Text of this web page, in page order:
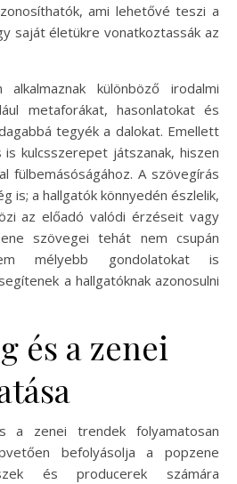
ami lehetővé teszi a
saját életükre vonatkoztassák az
különböző irodalmi
metaforákat, hasonlatokat és
tegyék a dalokat. Emellett
kulcsszerepet játszanak, hiszen
fülbemásóságához. A szövegírás
is; a hallgatók könnyedén észlelik,
az előadó valódi érzéseit vagy
szövegei tehát nem csupán
mélyebb gondolatokat is
a hallgatóknak azonosulni
és a zenei
a zenei trendek folyamatosan
befolyásolja a popzene
és producerek számára